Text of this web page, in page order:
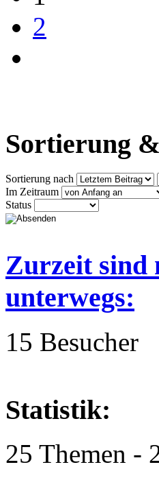
2
Sortierung
Sortierung nach
Im Zeitraum
Status
Zurzeit sind
unterwegs:
15 Besucher
Statistik:
25 Themen -